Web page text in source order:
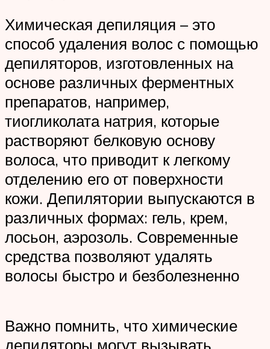
Химическая депиляция – это
способ удаления волос с помощью
депиляторов, изготовленных на
основе различных ферментных
препаратов, например,
тиогликолата натрия, которые
растворяют белковую основу
волоса, что приводит к легкому
отделению его от поверхности
кожи. Депилятории выпускаются в
различных формах: гель, крем,
лосьон, аэрозоль. Современные
средства позволяют удалять
волосы быстро и безболезненно
Важно помнить, что химические
депиляторы могут вызывать